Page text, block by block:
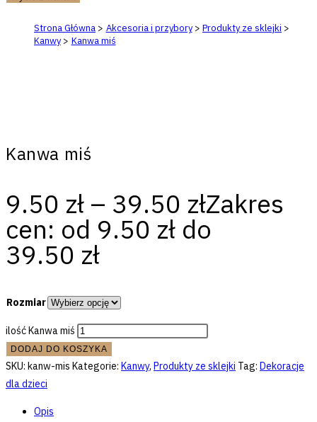
Strona Główna > Akcesoria i przybory > Produkty ze sklejki >
Kanwy > Kanwa miś
Kanwa miś
9.50 zł – 39.50 złZakres
cen: od 9.50 zł do
39.50 zł
Rozmiar
ilość Kanwa miś
DODAJ DO KOSZYKA
SKU: kanw-mis Kategorie: Kanwy, Produkty ze sklejki Tag: Dekoracje
dla dzieci
Opis